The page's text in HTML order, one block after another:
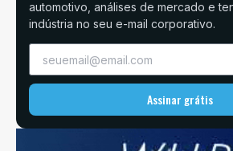
automotivo, análises de mercado e
indústria no seu e-mail corporativo.
Assinar grátis